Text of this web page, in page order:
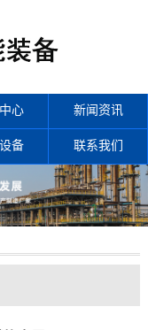
心 新闻资讯
备 联系我们